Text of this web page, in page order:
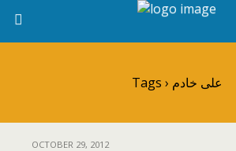
Tags › علی خادم
OCTOBER 29, 2012